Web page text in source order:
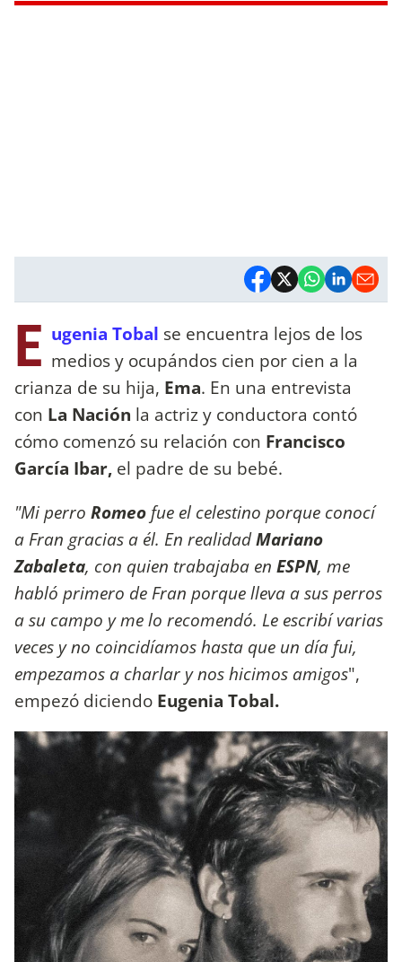
E ugenia Tobal se encuentra lejos de los
medios y ocupándos cien por cien a la
crianza de su hija, Ema. En una entrevista
con La Nación la actriz y conductora contó
cómo comenzó su relación con Francisco
García Ibar, el padre de su bebé.
"Mi perro Romeo fue el celestino porque conocí
a Fran gracias a él. En realidadMariano
Zabaleta, con quien trabajaba en ESPN, me
habló primero de Fran porque lleva a sus perros
a su campo y me lo recomendó. Le escribí varias
veces y no coincidíamos hasta que un día fui,
empezamos a charlar y nos hicimos amigos",
empezó diciendo Eugenia Tobal.